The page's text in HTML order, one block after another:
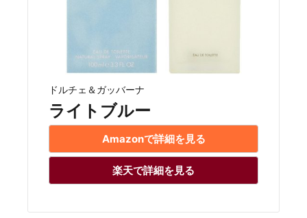
ドルチェ＆ガッバーナ
ライトブルー
Amazonで詳細を見る
楽天で詳細を見る